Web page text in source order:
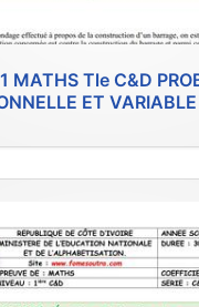
MATHS Tle C&D
ET